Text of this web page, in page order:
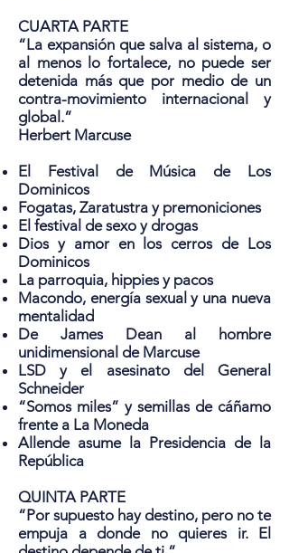
CUARTA PARTE
“La expansión que salva al sistema, o
al menos lo fortalece, no puede ser
detenida más que por medio de un
contra-movimiento internacional y
global.”
Herbert Marcuse
El Festival de Música de Los
Dominicos
Fogatas, Zaratustra y premoniciones
El festival de sexo y drogas
Dios y amor en los cerros de Los
Dominicos
La parroquia, hippies y pacos
Macondo, energía sexual y una nueva
mentalidad
De James Dean al hombre
unidimensional de Marcuse
LSD y el asesinato del General
Schneider
“Somos miles” y semillas de cáñamo
frente a La Moneda
Allende asume la Presidencia de la
República
QUINTA PARTE
“Por supuesto hay destino, pero no te
empuja a donde no quieres ir. El